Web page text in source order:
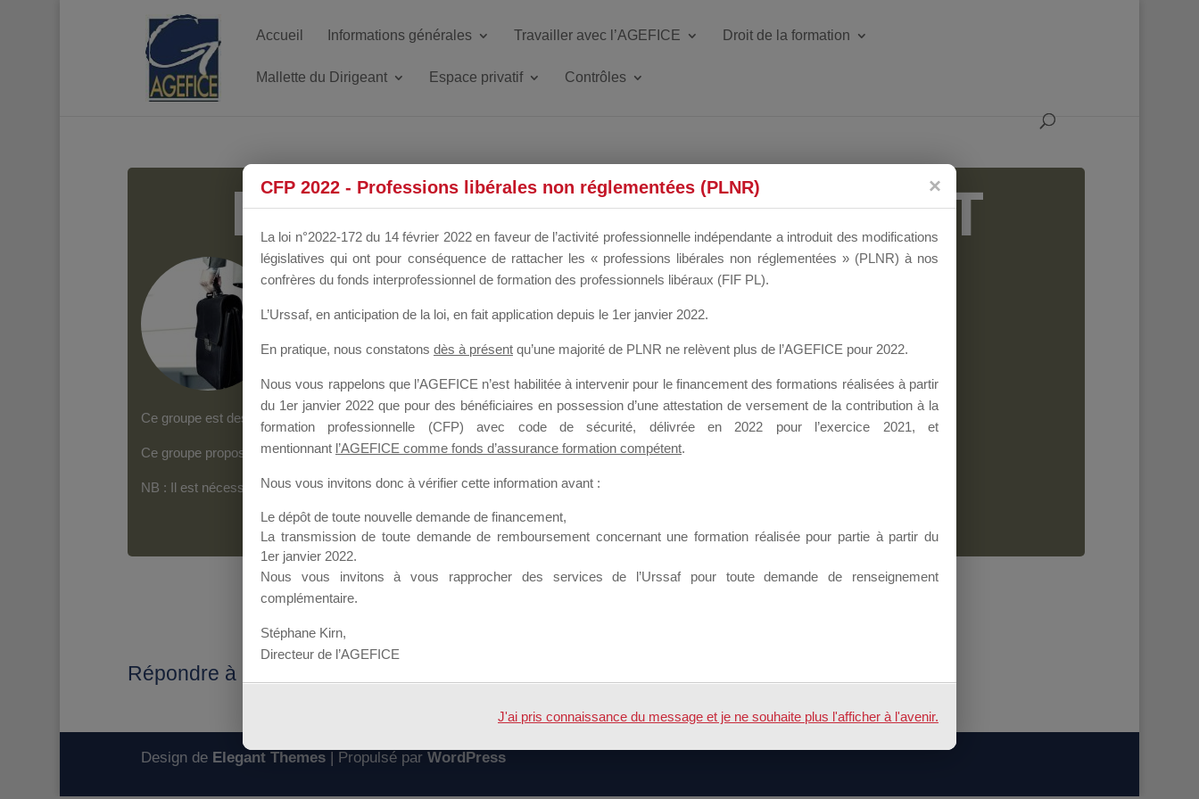
Accueil Informations générales Travailler avec l’AGEFICE Droit de la formation
Mallette du Dirigeant Espace privatif Contrôles
MALLETTE DU DIRIGEANT
Groupe Public il y a un mois
Ce groupe est destiné aux Organismes de Formation qui souhaitent répondre à l’Appel à Propositions Mallette du Dirigeant.
Ce groupe propose un forum dédié au support sur lequel il est possible de laisser un message ou poser une question.
NB : Il est nécessaire d’êtreinscrit(e)pour pouvoir rejoindre ce groupe
Répondre à : MDD 2020
Design de Elegant Themes| Propulsé par WordPress
CFP 2022 - Professions libérales non réglementées (PLNR)
La loi n°2022-172 du 14 février 2022 en faveur de l’activité professionnelle indépendante a introduit des modifications
législatives qui ont pour conséquence de rattacher les « professions libérales non réglementées » (PLNR) à nos
confrères du fonds interprofessionnel de formation des professionnels libéraux (FIF PL).
L’Urssaf, en anticipation de la loi, en fait application depuis le 1er janvier 2022.
En pratique, nous constatons dès à présent qu’une majorité de PLNR ne relèvent plus de l’AGEFICE pour 2022.
Nous vous rappelons que l’AGEFICE n’est habilitée à intervenir pour le financement des formations réalisées à partir
du 1er janvier 2022 que pour des bénéficiaires en possession d’une attestation de versement de la contribution à la
formation professionnelle (CFP) avec code de sécurité, délivrée en 2022 pour l’exercice 2021, et
mentionnant l’AGEFICE comme fonds d’assurance formation compétent.
Nous vous invitons donc à vérifier cette information avant :
Le dépôt de toute nouvelle demande de financement,
La transmission de toute demande de remboursement concernant une formation réalisée pour partie à partir du
1er janvier 2022.
Nous vous invitons à vous rapprocher des services de l’Urssaf pour toute demande de renseignement
complémentaire.
Stéphane Kirn,
Directeur de l’AGEFICE
J'ai pris connaissance du message et je ne souhaite plus l'afficher à l'avenir.